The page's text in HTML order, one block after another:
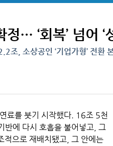
… ‘회복’ 넘어 ‘
조, 소상공인 ‘기업가형’ 전환
료를 붓기 시작했다. 16조 5천
반에 다시 호흡을 불어넣고, 그
적으로 재배치됐고, 그 안에는